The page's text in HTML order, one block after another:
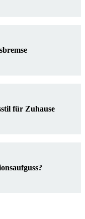
für Zuhause